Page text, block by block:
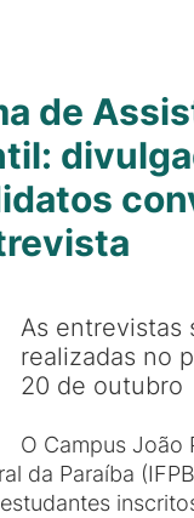
de
As entrevistas
realizadas no
20 de outubro
O Campus João
da Paraíba